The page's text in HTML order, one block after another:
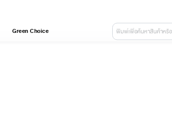
Green Choice